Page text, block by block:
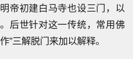
帝初建白马寺也设三门，以
后世针对这一传统，常用佛
”三解脱门来加以解释。